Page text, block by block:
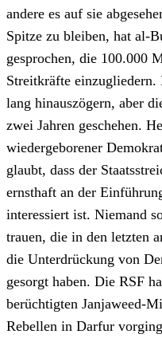
andere es auf sie
Spitze zu bleiben, hat al-
gesprochen, die 100.000
Streitkräfte einzugliedern.
lang hinauszögern, aber
zwei Jahren geschehen.
wiedergeborener
glaubt, dass der
ernsthaft an der
interessiert ist. Niemand
trauen, die in den letzten
die Unterdrückung von
gesorgt haben. Die RSF
berüchtigten Janjaweed-
Rebellen in Darfur